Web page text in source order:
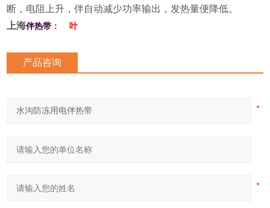
断，电阻上升，伴自动减少功率输出，发热量便降低。
上海伴热带 ： 叶
产品咨询